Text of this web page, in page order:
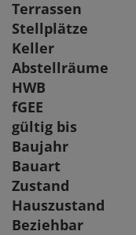
Terrassen
Stellplätze
Keller
Abstellräume
HWB
fGEE
gültig bis
Baujahr
Bauart
Zustand
Hauszustand
Beziehbar